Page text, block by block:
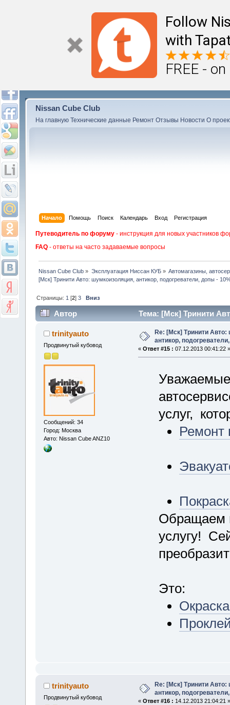
Follow
with
FREE -
Nissan Cube Club
На главную Технические данные Ремонт Отзывы Новости О
Начало Помощь Поиск Календарь Вход Регистрация
Путеводитель по форуму - инструкция для новых участников
FAQ - ответы на часто задаваемые вопросы
Nissan Cube Club » Эксплуатация Ниссан КУБ» Автомагазины,
[Мск] Тринити Авто: шумкоизоляция, антикор, подогреватели, допы -
Страницы: 1 [2]3 Вниз
Автор
Тема: [Мск] Тринити
(Прочитано 41440 раз)
trinityauto
Продвинутый кубовод
Сообщений: 34
Город: Москва
Авто: Nissan Cube ANZ10
Re: [Мск] Тринити Авто:
антикор,
« Ответ #15 : 07.12.2013 00:41:22 »
услуг,
Ремонт
Обращаем
услугу!
Это:
trinityauto
Продвинутый кубовод
Re: [Мск] Тринити Авто:
антикор,
« Ответ #16 : 14.12.2013 21:04:21 »